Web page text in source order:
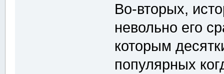
Во-вторых,
невольно его
которым
популярных